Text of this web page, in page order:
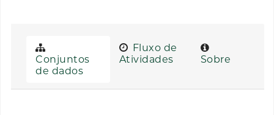
Conjuntos
de dados
Fluxo de
Atividades
Sobre